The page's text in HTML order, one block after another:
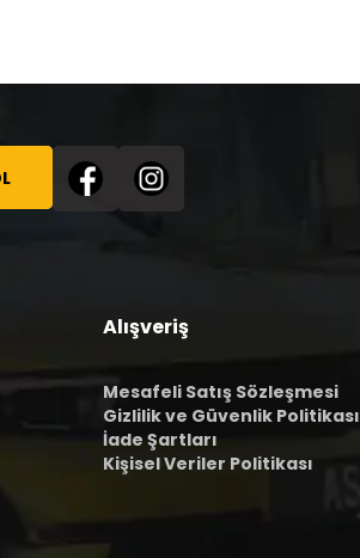
Alışveriş
Mesafeli Satış Sözleşmesi
Gizlilik ve Güvenlik Politikası
İade Şartları
Kişisel Veriler Politikası